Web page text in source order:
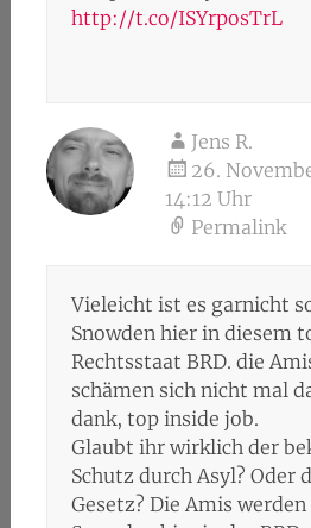
http://t.co/ISYrposTrL
Jens R.
26.
14:12 Uhr
Permalink
Vieleicht ist es garnicht
Snowden hier in diesem
Rechtsstaat BRD. die
schämen sich nicht mal
dank, top inside job.
Glaubt ihr wirklich der
Schutz durch Asyl? Oder
Gesetz? Die Amis